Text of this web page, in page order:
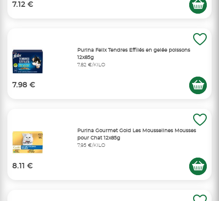
7.12 €
Purina Felix Tendres Effilés en gelée poissons
12x85g
7,82 €/KILO
7.98 €
Purina Gourmet Gold Les Mousselines Mousses
pour Chat 12x85g
7,95 €/KILO
8.11 €